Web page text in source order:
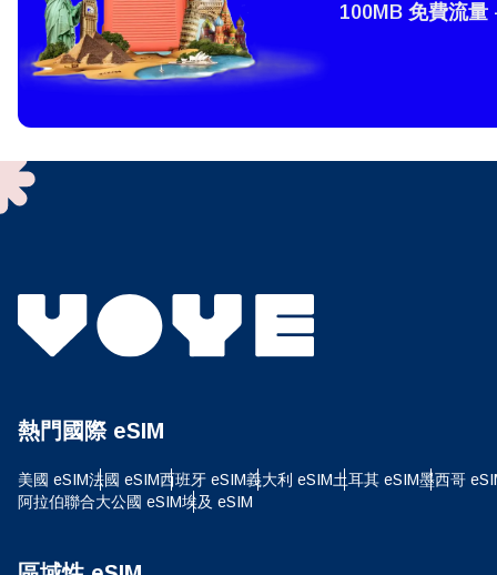
They
100MB 免費流量
熱門國際 eSIM
美國 eSIM法國 eSIM西班牙 eSIM義大利 eSIM土耳其 eSIM墨西哥
阿拉伯聯合大公國 eSIM埃及 eSIM